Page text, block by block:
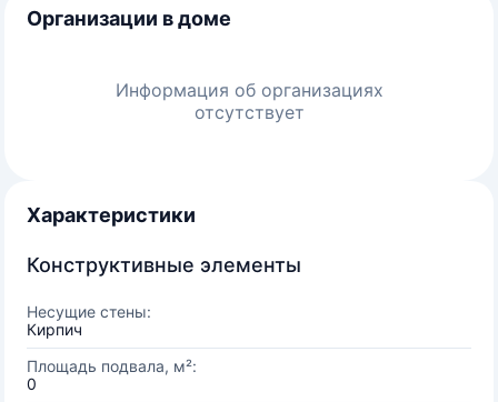
Организации в доме
Информация об организациях
отсутствует
Характеристики
Конструктивные элементы
Несущие стены:
Кирпич
Площадь подвала, м²:
0